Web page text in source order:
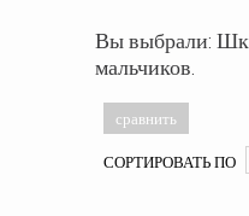
Вы выбрали:
мальчиков.
СОРТИРОВАТЬ ПО